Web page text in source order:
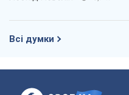
Всі думки